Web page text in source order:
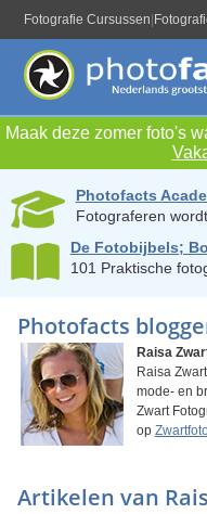
Fotografie Cursussen
Maak deze zomer foto's
Photofacts
Fotograferen
De Fotobijbels;
101 Praktische
Photofacts
Raisa
Raisa
mode- en
Zwart
op
Artikelen van